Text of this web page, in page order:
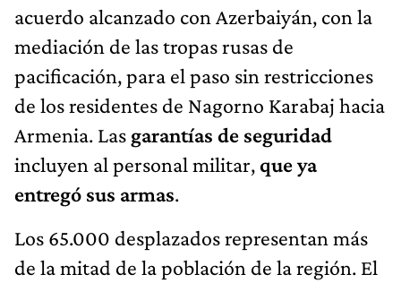
acuerdo alcanzado con Azerbaiyán, con la
mediación de las tropas rusas de
pacificación, para el paso sin restricciones
de los residentes de Nagorno Karabaj hacia
Armenia. Las garantías de seguridad
incluyen al personal militar, que ya
entregó sus armas.
Los 65.000 desplazados representan más
de la mitad de la población de la región. El